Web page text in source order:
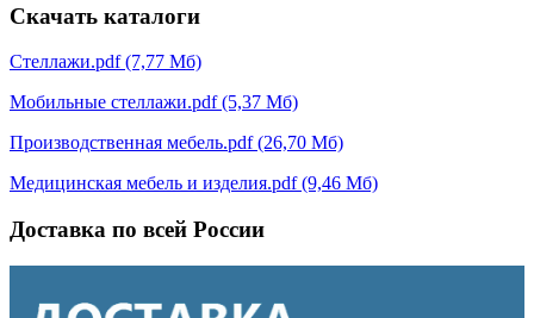
Скачать каталоги
Стеллажи.pdf (7,77 Мб)
Мобильные стеллажи.pdf (5,37 Мб)
Производственная мебель.pdf (26,70 Мб)
Медицинская мебель и изделия.pdf (9,46 Мб)
Доставка по всей России